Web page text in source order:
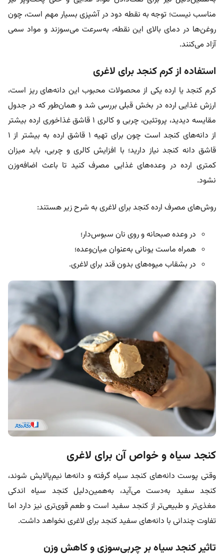
مناسب نیست؛ توجه به نقطه دود در آشپزی بسیار مهم است، چون
روغن‌ها در دمای بالای این نقطه، به‌سرعت می‌سوزند و مواد سمی
آزاد می‌کنند.
استفاده از کرم کنجد برای لاغری
کرم کنجد یا ارده یکی از محصولات محبوب این دانه‌های ریز است،
ارزش غذایی ارده در بخش قبلی بررسی شد و همان‌طور که در جدول
مقایسه دیدید، پروتئین، چربی و کالری ۱ قاشق غذاخوری ارده بیشتر
از دانه‌های کنجد است چون برای تهیه ۱ قاشق ارده به بیشتر از ۱
قاشق دانه کنجد نیاز دارید؛ با افزایش کالری و چربی، باید میزان
کمتری ارده در وعده‌های غذایی مصرف کنید تا باعث اضافه‌وزن
نشود.
روش‌های مصرف ارده کنجد برای لاغری به شرح زیر هستند:
در وعده صبحانه و روی نان سبوس‌دار؛
همراه ماست یونانی به‌عنوان میان‌وعده؛
در بشقاب میوه‌های بدون قند برای لاغری.
کنجد سیاه و خواص آن برای لاغری
وقتی پوست دانه‌های کنجد سیاه گرفته و دانه‌ها نیم‌پالایش شوند،
کنجد سفید به‌دست می‌آید، به‌همین‌دلیل کنجد سیاه اندکی
مغذی‌تر و طبیعی‌تر از کنجد سفید است و طعم قوی‌تری نیز دارد اما
تفاوت چندانی با دانه‌های سفید کنجد برای لاغری نخواهد داشت.
تاثیر کنجد سیاه بر چربی‌سوزی و کاهش وزن